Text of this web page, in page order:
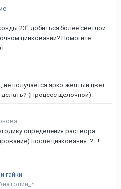
23" добиться более светлой
цинковании? Помогите
не получается ярко желтый цвет
(Процесс щелочной).
определения раствора
после цинкования :?: :!:
гайки